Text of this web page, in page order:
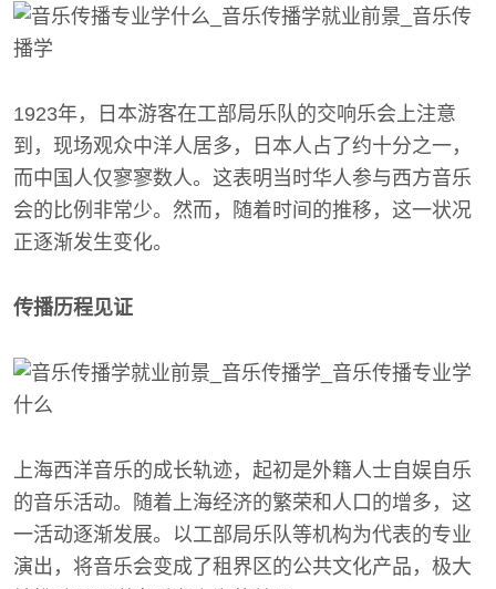
1923年，日本游客在工部局乐队的交响乐会上注意
到，现场观众中洋人居多，日本人占了约十分之一，
而中国人仅寥寥数人。这表明当时华人参与西方音乐
会的比例非常少。然而，随着时间的推移，这一状况
正逐渐发生变化。
传播历程见证
上海西洋音乐的成长轨迹，起初是外籍人士自娱自乐
的音乐活动。随着上海经济的繁荣和人口的增多，这
一活动逐渐发展。以工部局乐队等机构为代表的专业
演出，将音乐会变成了租界区的公共文化产品，极大